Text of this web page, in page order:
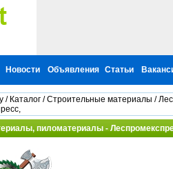
Новости Объявления Статьи
/ Каталог /Строительные материалы /
пиломатериалы -